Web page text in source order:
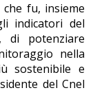
che fu, insieme
indicatori del
di potenziare
nella
sostenibile e
del Cnel